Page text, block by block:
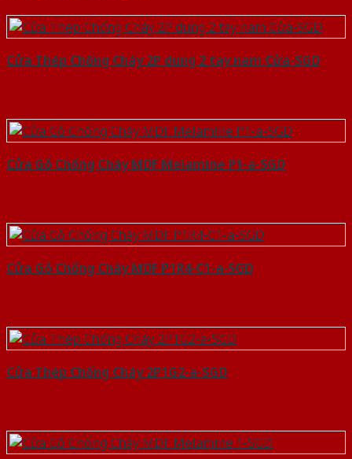
Cửa Thép Chống Cháy 2P dung 2 tay nam Cửa-SGD
Cửa Gỗ Chống Cháy MDF Melamine P1-a-SGD
Cửa Gỗ Chống Cháy MDF P1R4-C1-a-SGD
Cửa Thép Chống Cháy 2P1G2-a-SGD